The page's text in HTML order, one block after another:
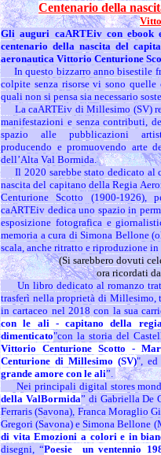
Centenario della
Gli auguri caARTEiv con ebook
centenario della nascita del
aeronautica Vittorio Centurione
In questo bizzarro anno bisestile
colpite senza risorse vi sono
quali non si pensa sia necessario
La caARTEiv di Millesimo (SV)
manifestazioni e senza contributi,
spazio alle pubblicazioni
producendo e promuovendo arte
dell’Alta Val Bormida.
Il 2020 sarebbe stato dedicato al
nascita del capitano della Regia
Centurione Scotto (1900-1926),
caARTEiv dedica uno spazio in
esposizione fotografica e
memoria a cura di Simona Bellone
scala, anche ritratto e riproduzione
(Si sarebbero dovuti
ora ricordati
Un libro dedicato al romanzo
trasferì nella proprietà di Millesimo,
in cartaceo nel 2018 con la sua
con le ali - capitano della
dimenticato"con la storia del
Vittorio Centurione Scotto -
Centurione di Millesimo (SV)", ed
grande amore con le ali”.
Nei principali digital stores
della ValBormida” di Gabriella De
Ferraris (Savona), Franca Moraglio
Gregori (Savona) e Simona Bellone
di vita Emozioni a colori e in
disegni, “Poesie un ventennio